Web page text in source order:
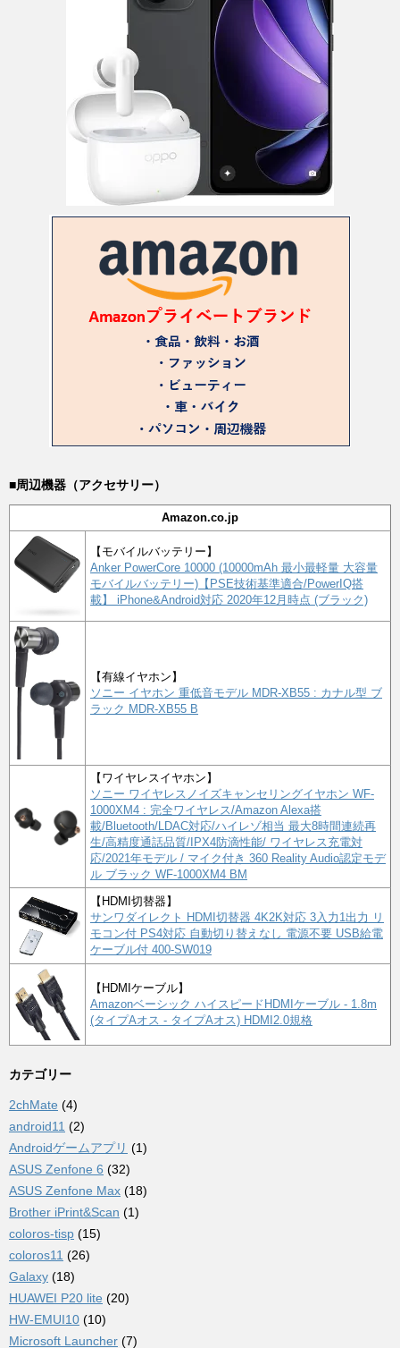
■周辺機器（アクセサリー）
Amazon.co.jp
【モバイルバッテリー】
Anker PowerCore 10000 (10000mAh 最小最軽量 大容量
モバイルバッテリー)【PSE技術基準適合/PowerIQ搭
載】 iPhone&Android対応 2020年12月時点 (ブラック)
【有線イヤホン】
ソニー イヤホン 重低音モデル MDR-XB55 : カナル型 ブ
ラック MDR-XB55 B
【ワイヤレスイヤホン】
ソニー ワイヤレスノイズキャンセリングイヤホン WF-
1000XM4 : 完全ワイヤレス/Amazon Alexa搭
載/Bluetooth/LDAC対応/ハイレゾ相当 最大8時間連続再
生/高精度通話品質/IPX4防滴性能/ ワイヤレス充電対
応/2021年モデル / マイク付き 360 Reality Audio認定モデ
ル ブラック WF-1000XM4 BM
【HDMI切替器】
サンワダイレクト HDMI切替器 4K2K対応 3入力1出力 リ
モコン付 PS4対応 自動切り替えなし 電源不要 USB給電
ケーブル付 400-SW019
【HDMIケーブル】
Amazonベーシック ハイスピードHDMIケーブル - 1.8m
(タイプAオス - タイプAオス) HDMI2.0規格
カテゴリー
2chMate (4)
android11 (2)
Androidゲームアプリ (1)
ASUS Zenfone 6 (32)
ASUS Zenfone Max (18)
Brother iPrint&Scan (1)
coloros-tisp (15)
coloros11 (26)
Galaxy (18)
HUAWEI P20 lite (20)
HW-EMUI10 (10)
Microsoft Launcher (7)